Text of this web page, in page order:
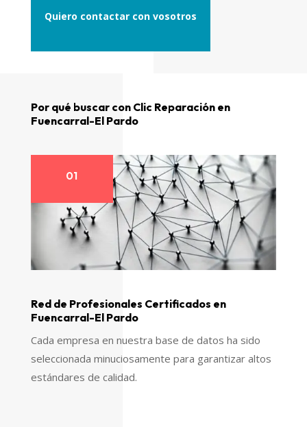
Quiero contactar con vosotros
Por qué buscar con Clic Reparación en
Fuencarral-El Pardo
01
Red de Profesionales Certificados en
Fuencarral-El Pardo
Cada empresa en nuestra base de datos ha sido
seleccionada minuciosamente para garantizar altos
estándares de calidad.